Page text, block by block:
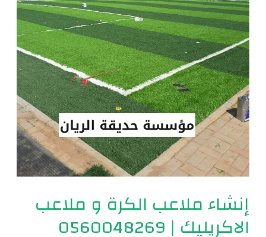
إنشاء ملاعب الكرة و ملاعب
الاكريليك | 0560048269